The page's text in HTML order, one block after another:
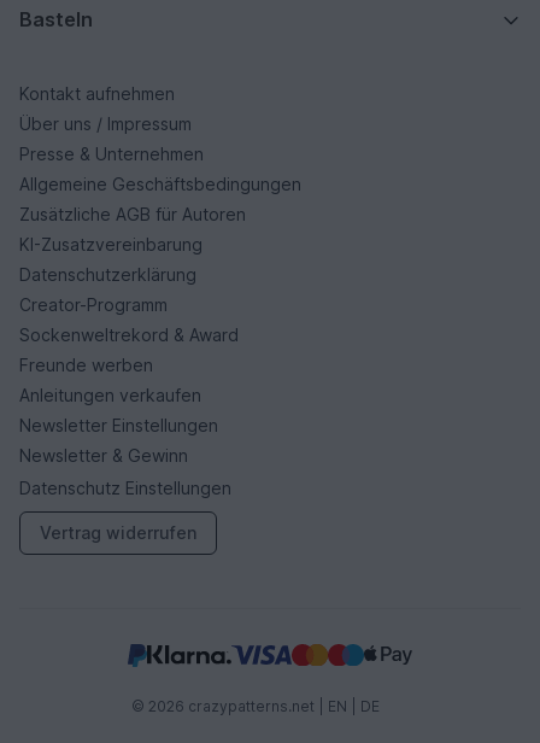
Basteln
Kontakt aufnehmen
Über uns / Impressum
Presse & Unternehmen
Allgemeine Geschäftsbedingungen
Zusätzliche AGB für Autoren
KI-Zusatzvereinbarung
Datenschutzerklärung
Creator-Programm
Sockenweltrekord & Award
Freunde werben
Anleitungen verkaufen
Newsletter Einstellungen
Newsletter & Gewinn
Datenschutz Einstellungen
Vertrag widerrufen
© 2026 crazypatterns.net | EN DE